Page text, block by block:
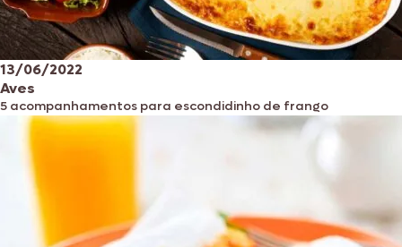
13/06/2022
Aves
5 acompanhamentos para escondidinho de frango